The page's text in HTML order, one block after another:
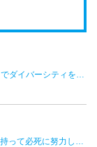
「キャリアの中で貴重な体験」
い」／中国フューチャーズ